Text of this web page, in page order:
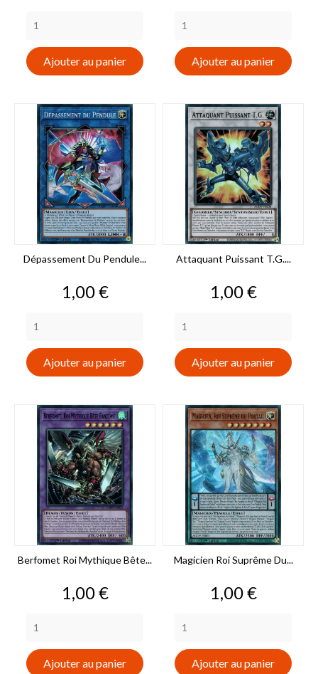
Ajouter au panier Ajouter au panier
Dépassement Du Pendule...
Prix
1,00 €
Ajouter au panier
Attaquant Puissant T.G....
Prix
1,00 €
Ajouter au panier
Berfomet Roi Mythique Bête...
Prix
1,00 €
Ajouter au panier
Magicien Roi Suprême Du...
Prix
1,00 €
Ajouter au panier